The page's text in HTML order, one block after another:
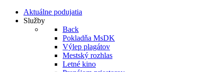
Aktuálne podujatia
Služby
Back
Pokladňa MsDK
Výlep plagátov
Mestský rozhlas
Letné kino